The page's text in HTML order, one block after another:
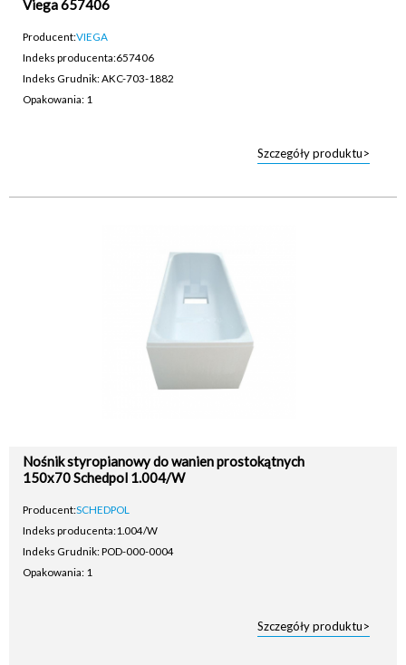
Viega 657406
Producent:VIEGA
Indeks producenta:657406
Indeks Grudnik: AKC-703-1882
Opakowania: 1
Szczegóły produktu>
Nośnik styropianowy do wanien prostokątnych
150x70 Schedpol 1.004/W
Producent:SCHEDPOL
Indeks producenta:1.004/W
Indeks Grudnik: POD-000-0004
Opakowania: 1
Szczegóły produktu>